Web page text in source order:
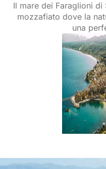
Il mare dei Faraglioni
mozzafiato dove la
una